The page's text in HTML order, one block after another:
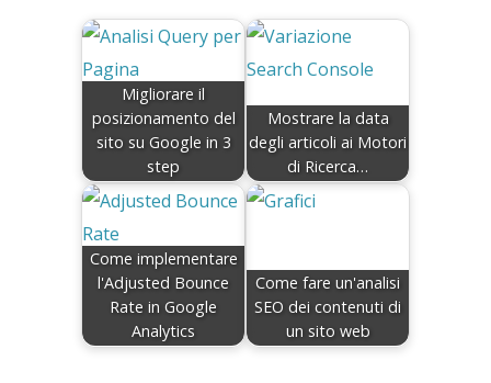
Migliorare il
posizionamento del
sito su Google in 3
step
Mostrare la data
degli articoli ai Motori
di Ricerca…
Come implementare
l'Adjusted Bounce
Rate in Google
Analytics
Come fare un'analisi
SEO dei contenuti di
un sito web